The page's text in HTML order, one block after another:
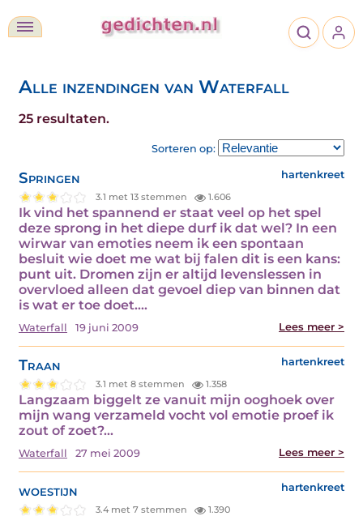
Alle inzendingen van Waterfall
25 resultaten.
Sorteren op:
Springen hartenkreet
3.1 met 13 stemmen 1.606
Ik vind het spannend er staat veel op het spel
deze sprong in het diepe durf ik dat wel? In een
wirwar van emoties neem ik een spontaan
besluit wie doet me wat bij falen dit is een kans:
punt uit. Dromen zijn er altijd levenslessen in
overvloed alleen dat gevoel diep van binnen dat
is wat er toe doet.…
Waterfall 19 juni 2009 Lees meer >
Traan hartenkreet
3.1 met 8 stemmen 1.358
Langzaam biggelt ze vanuit mijn ooghoek over
mijn wang verzameld vocht vol emotie proef ik
zout of zoet?…
Waterfall 27 mei 2009 Lees meer >
woestijn hartenkreet
3.4 met 7 stemmen 1.390